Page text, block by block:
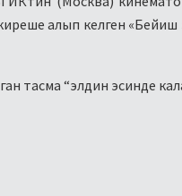
алып келген «Бейиш
тасма “элдин эсинде